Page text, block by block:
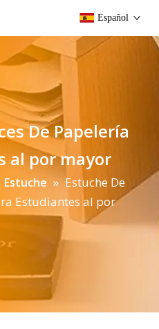
Español
De Papelería
al por mayor
Estuche » Estuche De
Estudiantes al por